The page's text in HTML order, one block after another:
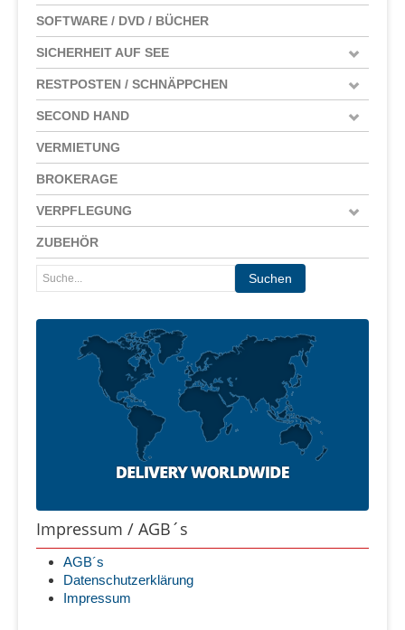
SOFTWARE / DVD / BÜCHER
SICHERHEIT AUF SEE
RESTPOSTEN / SCHNÄPPCHEN
SECOND HAND
VERMIETUNG
BROKERAGE
VERPFLEGUNG
ZUBEHÖR
Impressum / AGB´s
AGB´s
Datenschutzerklärung
Impressum